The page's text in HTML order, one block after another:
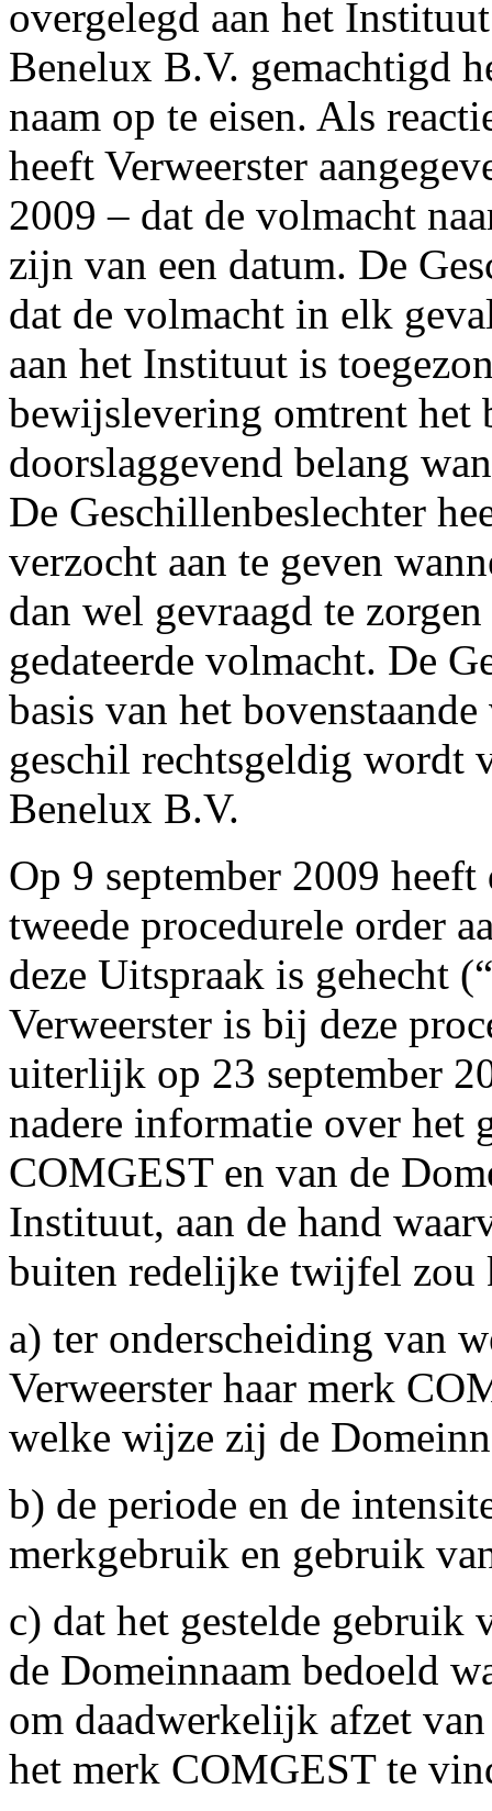
overgelegd aan het
Benelux B.V. gemachtigd
naam op te eisen. Als
heeft Verweerster
2009 – dat de volmacht
zijn van een datum. De
dat de volmacht in elk
aan het Instituut is
bewijslevering omtrent het
doorslaggevend belang
De Geschillenbeslechter
verzocht aan te geven
dan wel gevraagd te
gedateerde volmacht. De
basis van het
geschil rechtsgeldig wordt
Benelux B.V.
Op 9 september 2009
tweede procedurele order
deze Uitspraak is gehecht
Verweerster is bij deze
uiterlijk op 23 september
nadere informatie over het
COMGEST en van de
Instituut, aan de hand
buiten redelijke twijfel zou
a) ter onderscheiding van
Verweerster haar merk
welke wijze zij de
b) de periode en de
merkgebruik en gebruik
c) dat het gestelde gebruik
de Domeinnaam bedoeld
om daadwerkelijk afzet
het merk COMGEST te